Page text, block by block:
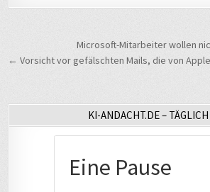
Beitragsnavigation
Microsoft-Mitarbeiter wollen
← Vorsicht vor gefälschten Mails, die von
KI-ANDACHT.DE –